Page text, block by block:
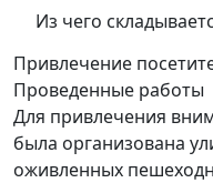
Из чего
Привлечение
Проведенные работы
Для привлечения
была организована
оживленных